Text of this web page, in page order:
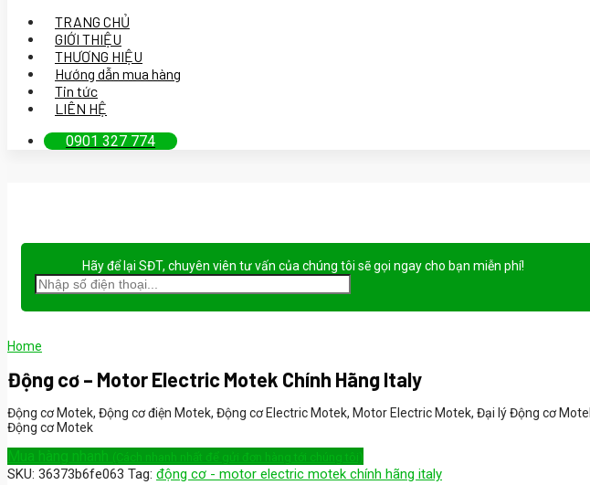
TRANG CHỦ
GIỚI THIỆU
THƯƠNG HIỆU
Hướng dẫn mua hàng
Tin tức
LIÊN HỆ
0901 327 774
Hãy để lại SĐT, chuyên viên tư vấn của chúng tôi sẽ gọi ngay cho bạn miễn phí!
Home
Động cơ – Motor Electric Motek Chính Hãng Italy
Động cơ Motek, Động cơ điện Motek, Động cơ Electric Motek, Motor Electric Motek, Đại lý Động cơ
Động cơ Motek
Mua hàng nhanh (Cách nhanh nhất để gửi đơn hàng tới chúng tôi)
SKU: 36373b6fe063 Tag: động cơ - motor electric motek chính hãng italy